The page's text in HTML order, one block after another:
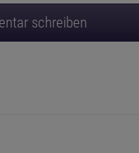
schreiben